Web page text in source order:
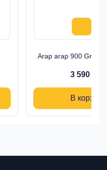
Агар агар 900
3 590 ₽
В корзину